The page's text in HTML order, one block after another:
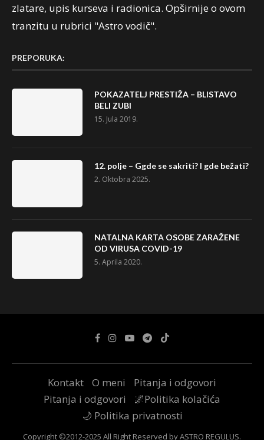
zlatare, upis kurseva i radionica. Opširnije o ovom
tranzitu u rubrici "Astro vodič".
PREPORUKA:
POKAZATELJ PRESTIŽA – BLISTAVO
BELI ZUBI
15. Jula 2019.
12. polje – Ggde se sakriti? I gde bežati?
2. Oktobra 2025.
NATALNA KARTA OSOBE ZARAŽENE
OD VIRUSA COVID-19
5. Aprila 2020.
Kontakt O meni
Pitanja i odgovori
Pitanja i odgovori
🌌Politika kolačića
🌙 Politika privatnosti
Copyright ©2012-2025 All Right Reserved by ASTRO REGULUS.